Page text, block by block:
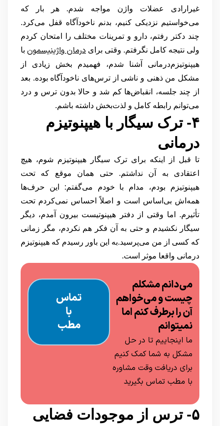
غیرارادی عضلات واژن مواجه شدم. هر بار که
می‌خواستیم نزدیکی کنیم، بدنم ناخودآگاه قفل می‌کرد.
چند دکتر رفتم، دارو و تمرینات مختلف را امتحان کردم
ولی نتیجه کامل نگرفتم. وقتی برای درمان واژینیسمون با
هیپنوتیزم‌درمانی آشنا شدم، فهمیدم بخش زیادی از
مشکل من ذهنی و ناشی از ترس‌های ناخودآگاه بوده. بعد
از چند جلسه، انقباض‌ها کم شد و حالا بدون ترس و درد
می‌توانم رابطه کامل و لذت‌بخش داشته باشم.
۴- ترک سیگار با هیپنوتیزم
درمانی
تا قبل از اینکه برای ترک سیگار هیپنوتیزم شوم، هیچ
اعتقادی به آن نداشتم. حتی همان موقع که تحت
هیپنوتیزم بودم، مدام با خودم می‌گفتم: این حرف‌ها
همه‌اش بی‌اساس است و اصلاً احساس نمی‌کردم تحت
تأثیرم. اما وقتی از دفتر هیپنوتیست بیرون آمدم، دیگر
سیگار نکشیدم و حتی به آن فکر هم نکردم، مگر زمانی
که کسی از من می‌پرسید.به این باور رسیدم که هیپنوتیزم
درمانی واقعا موثر است.
می‌دانم مشکلم
چیست و می‌خواهم
آن را برطرف کنم‌ اما
نمیتوانم
ما اینجاییم تا در حل
مشکل به شما کمک کنیم
برای دریافت وقت مشاوره
با مطب تماس بگیرید
تماس
با
مطب
۵- ترس از موجودات فضایی